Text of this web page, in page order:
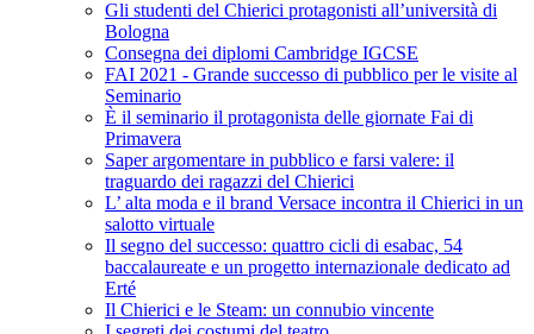
Gli studenti del Chierici protagonisti all’università di
Bologna
Consegna dei diplomi Cambridge IGCSE
FAI 2021 - Grande successo di pubblico per le visite al
Seminario
È il seminario il protagonista delle giornate Fai di
Primavera
Saper argomentare in pubblico e farsi valere: il
traguardo dei ragazzi del Chierici
L’ alta moda e il brand Versace incontra il Chierici in un
salotto virtuale
Il segno del successo: quattro cicli di esabac, 54
baccalaureate e un progetto internazionale dedicato ad
Erté
Il Chierici e le Steam: un connubio vincente